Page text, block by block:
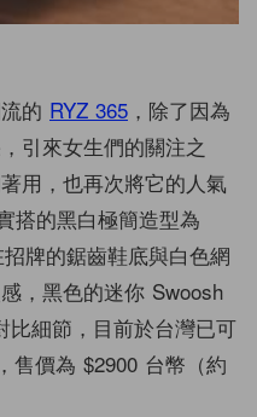
的 RYZ 365 ，除了因為
引來女生們的關注之
用，也再次將它的人氣
搭的黑白極簡造型為
牌的鋸齒鞋底與白色網
，黑色的迷你 Swoosh
比細節，目前於台灣已可
售價為 $2900 台幣（約